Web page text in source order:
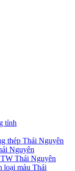
tỉnh
thép Thái Nguyên
Nguyên
Thái Nguyên
loại màu Thái